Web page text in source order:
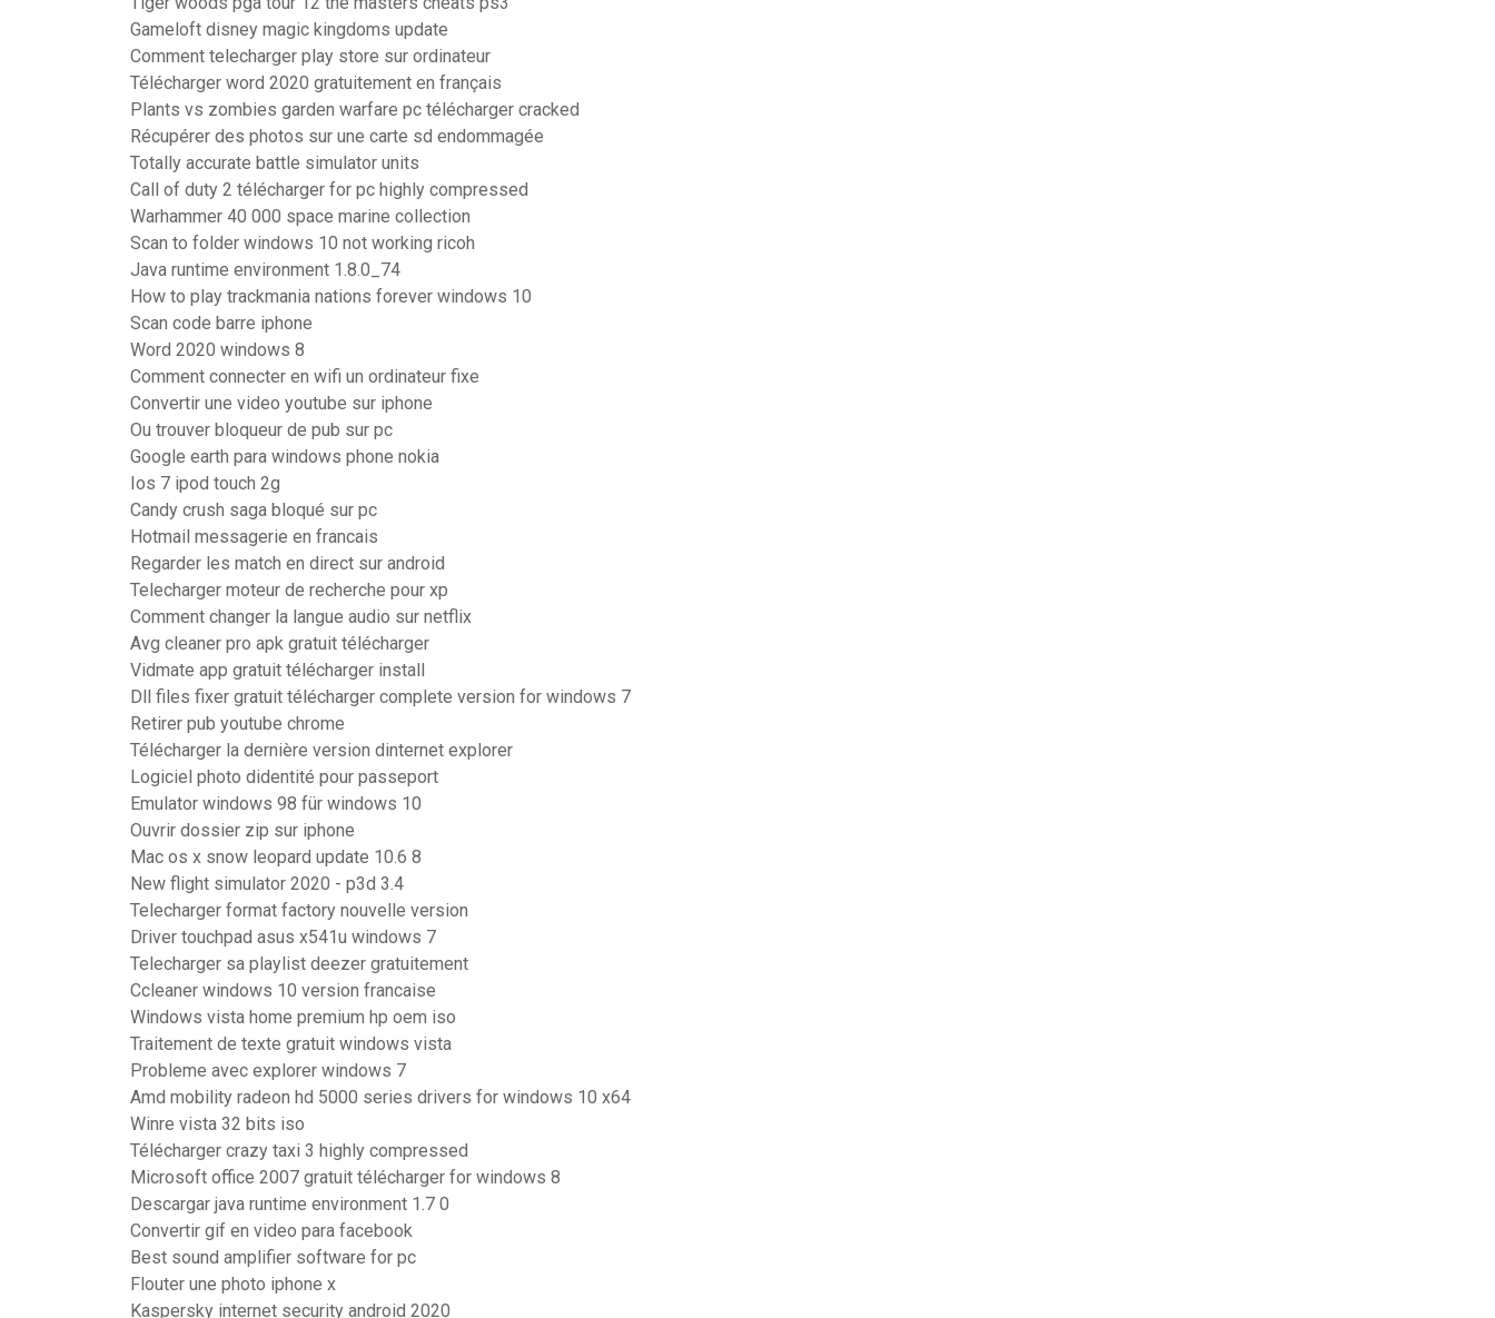
Gameloft disney magic kingdoms update
Comment telecharger play store sur ordinateur
Télécharger word 2020 gratuitement en français
Plants vs zombies garden warfare pc télécharger cracked
Récupérer des photos sur une carte sd endommagée
Totally accurate battle simulator units
Call of duty 2 télécharger for pc highly compressed
Warhammer 40 000 space marine collection
Scan to folder windows 10 not working ricoh
Java runtime environment 1.8.0_74
How to play trackmania nations forever windows 10
Scan code barre iphone
Word 2020 windows 8
Comment connecter en wifi un ordinateur fixe
Convertir une video youtube sur iphone
Ou trouver bloqueur de pub sur pc
Google earth para windows phone nokia
Ios 7 ipod touch 2g
Candy crush saga bloqué sur pc
Hotmail messagerie en francais
Regarder les match en direct sur android
Telecharger moteur de recherche pour xp
Comment changer la langue audio sur netflix
Avg cleaner pro apk gratuit télécharger
Vidmate app gratuit télécharger install
Dll files fixer gratuit télécharger complete version for windows 7
Retirer pub youtube chrome
Télécharger la dernière version dinternet explorer
Logiciel photo didentité pour passeport
Emulator windows 98 für windows 10
Ouvrir dossier zip sur iphone
Mac os x snow leopard update 10.6 8
New flight simulator 2020 - p3d 3.4
Telecharger format factory nouvelle version
Driver touchpad asus x541u windows 7
Telecharger sa playlist deezer gratuitement
Ccleaner windows 10 version francaise
Windows vista home premium hp oem iso
Traitement de texte gratuit windows vista
Probleme avec explorer windows 7
Amd mobility radeon hd 5000 series drivers for windows 10 x64
Winre vista 32 bits iso
Télécharger crazy taxi 3 highly compressed
Microsoft office 2007 gratuit télécharger for windows 8
Descargar java runtime environment 1.7 0
Convertir gif en video para facebook
Best sound amplifier software for pc
Flouter une photo iphone x
Kaspersky internet security android 2020